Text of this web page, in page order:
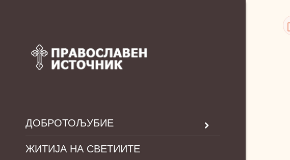
ДОБРОТОЉУБИЕ
ЖИТИЈА НА СВЕТИИТЕ